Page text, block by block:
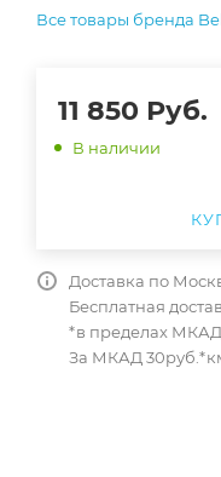
Все товары бренда
11 850 Руб.
В наличии
Доставка по
Бесплатная
*в пределах МКАД
За МКАД